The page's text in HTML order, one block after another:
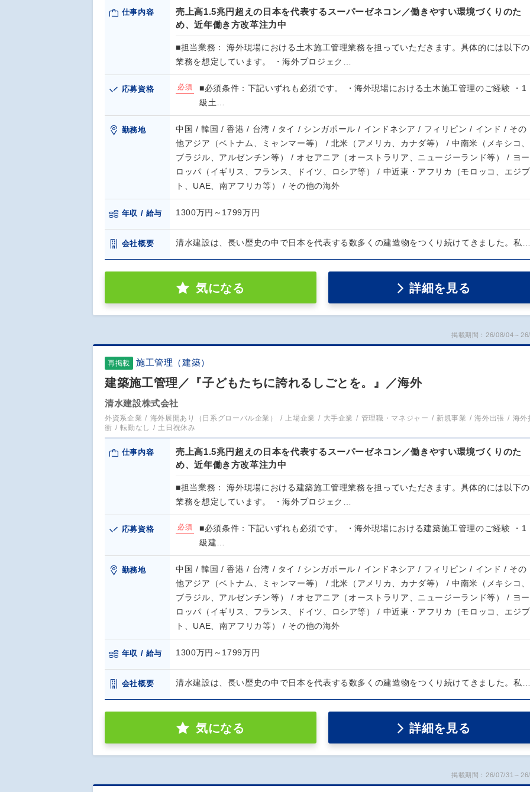
仕事内容
売上高1.5兆円超えの日本を代表するスーパーゼネコン／働きやすい環境づくりのた
め、近年働き方改革注力中
■担当業務： 海外現場における土木施工管理業務を担っていただきます。具体的には以下の
業務を想定しています。 ・海外プロジェク…
応募資格 必須
■必須条件：下記いずれも必須です。 ・海外現場における土木施工管理のご経験 ・1
級土…
勤務地
中国 / 韓国 / 香港 / 台湾 / タイ / シンガポール / インドネシア / フィリピン / インド / その
他アジア（ベトナム、ミャンマー等） / 北米（アメリカ、カナダ等） / 中南米（メキシコ、
ブラジル、アルゼンチン等） / オセアニア（オーストラリア、ニュージーランド等） / ヨー
ロッパ（イギリス、フランス、ドイツ、ロシア等） / 中近東・アフリカ（モロッコ、エジプ
ト、UAE、南アフリカ等） / その他の海外
年収 / 給与 1300万円～1799万円
会社概要 清水建設は、長い歴史の中で日本を代表する数多くの建造物をつくり続けてきました。私
気になる 詳細を見る
掲載期間：26/08/04～
再掲載 施工管理（建築）
建築施工管理／『子どもたちに誇れるしごとを。』／海外
清水建設株式会社
外資系企業 海外展開あり（日系グローバル企業） 上場企業 大手企業 管理職・マネジャー 新規事業 海外出張
海外
衝
転勤なし 土日祝休み
仕事内容
売上高1.5兆円超えの日本を代表するスーパーゼネコン／働きやすい環境づくりのた
め、近年働き方改革注力中
■担当業務： 海外現場における建築施工管理業務を担っていただきます。具体的には以下の
業務を想定しています。 ・海外プロジェク…
応募資格 必須
■必須条件：下記いずれも必須です。 ・海外現場における建築施工管理のご経験 ・1
級建…
勤務地
中国 / 韓国 / 香港 / 台湾 / タイ / シンガポール / インドネシア / フィリピン / インド / その
他アジア（ベトナム、ミャンマー等） / 北米（アメリカ、カナダ等） / 中南米（メキシコ、
ブラジル、アルゼンチン等） / オセアニア（オーストラリア、ニュージーランド等） / ヨー
ロッパ（イギリス、フランス、ドイツ、ロシア等） / 中近東・アフリカ（モロッコ、エジプ
ト、UAE、南アフリカ等） / その他の海外
年収 / 給与 1300万円～1799万円
会社概要 清水建設は、長い歴史の中で日本を代表する数多くの建造物をつくり続けてきました。私
気になる 詳細を見る
掲載期間：26/07/31～